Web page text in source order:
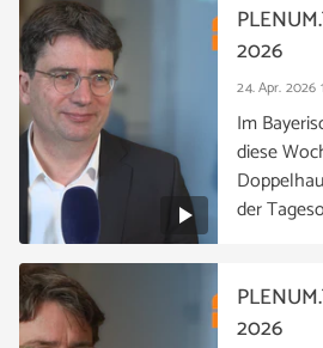
24. Apr. 2026
2026
Im
diese
der
2026